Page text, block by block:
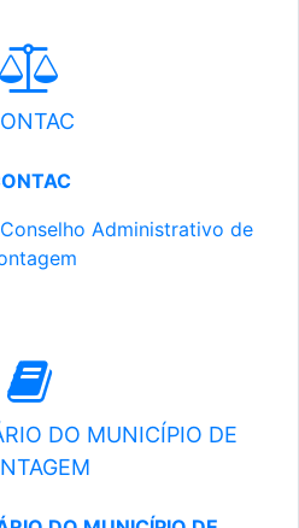
Administrativo de
DO MUNICÍPIO DE